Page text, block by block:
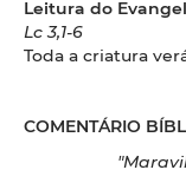
Leitura do
Lc 3,1-6
Toda a criatura
COMENTÁRIO